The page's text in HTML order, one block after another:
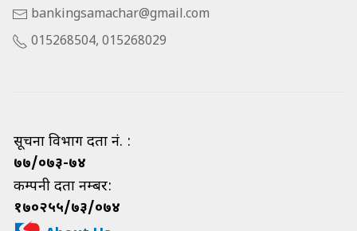
bankingsamachar@gmail.com
015268504, 015268029
सूचना विभाग दर्ता नं. :
७७/०७३-७४
कम्पनी दर्ता नम्बर:
१७०२५५/७३/०७४